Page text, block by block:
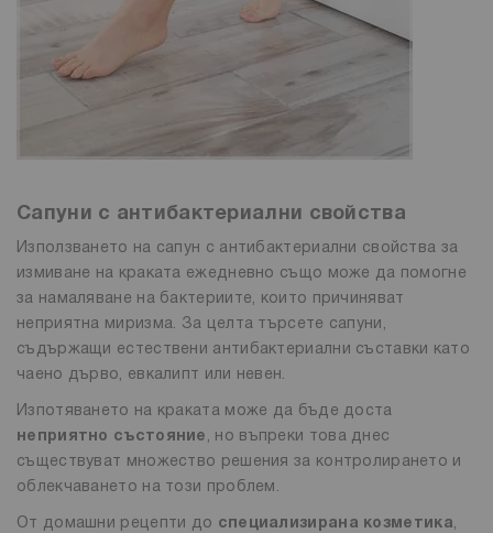
Сапуни с антибактериални свойства
Използването на сапун с антибактериални свойства за
измиване на краката ежедневно също може да помогне
за намаляване на бактериите, които причиняват
неприятна миризма. За целта търсете сапуни,
съдържащи естествени антибактериални съставки като
чаено дърво, евкалипт или невен.
Изпотяването на краката може да бъде доста
неприятно състояние , но въпреки това днес
съществуват множество решения за контролирането и
облекчаването на този проблем.
От домашни рецепти до специализирана козметика,